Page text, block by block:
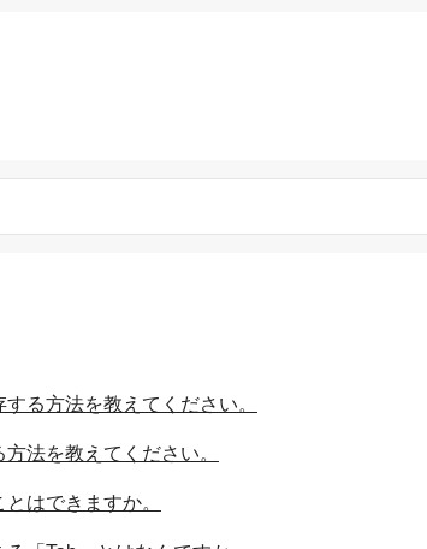
る方法を教えてください。
法を教えてください。
はできますか。